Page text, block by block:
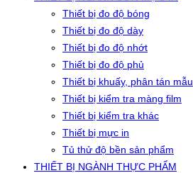
Thiết bị đo độ bóng
Thiết bị đo độ dày
Thiết bị đo độ nhớt
Thiết bị đo độ phủ
Thiết bị khuấy, phân tán mẫu
Thiết bị kiểm tra màng film
Thiết bị kiểm tra khác
Thiết bị mực in
Tủ thử độ bền sản phẩm
THIẾT BỊ NGÀNH THỰC PHẨM